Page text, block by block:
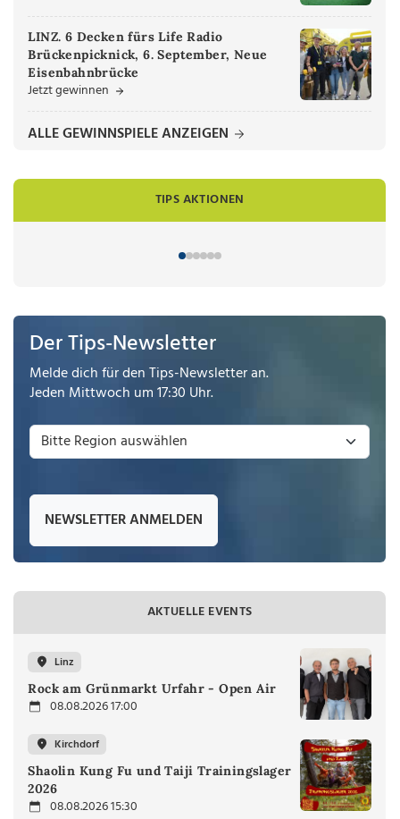
LINZ. 6 Decken fürs Life Radio
Brückenpicknick, 6. September, Neue
Eisenbahnbrücke
Jetzt gewinnen
ALLE GEWINNSPIELE ANZEIGEN
TIPS AKTIONEN
Der Tips-Newsletter
Melde dich für den Tips-Newsletter an.
Jeden Mittwoch um 17:30 Uhr.
NEWSLETTER ANMELDEN
AKTUELLE EVENTS
Linz
Rock am Grünmarkt Urfahr - Open Air
08.08.2026 17:00
Kirchdorf
Shaolin Kung Fu und Taiji Trainingslager
2026
08.08.2026 15:30